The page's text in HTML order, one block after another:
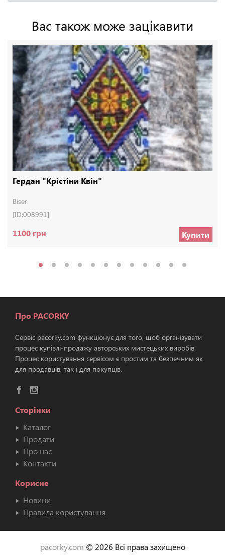
Вас також може зацікавити
Гердан "Крістіни Квін"
Biser
[ID:008991]
1100 грн Купити
Про PACORKY
Сервіс pacorky.com функціонує для того, щоб організувати
процес купівлі-продажу авторських мистецьких виробів.
Процес користування сервісом є простим та безпечним як
для продавців, так і для покупців.
Сторінки
Каталог
Продати
Про нас
Контакти
Корисне
Новини
Правила користування
pacorky.com © 2026 Всі права захищено